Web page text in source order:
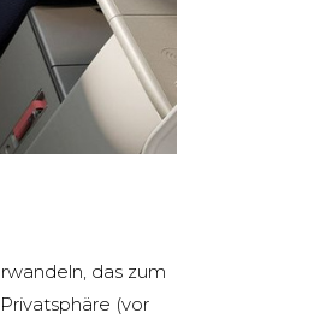
das zum
(vor